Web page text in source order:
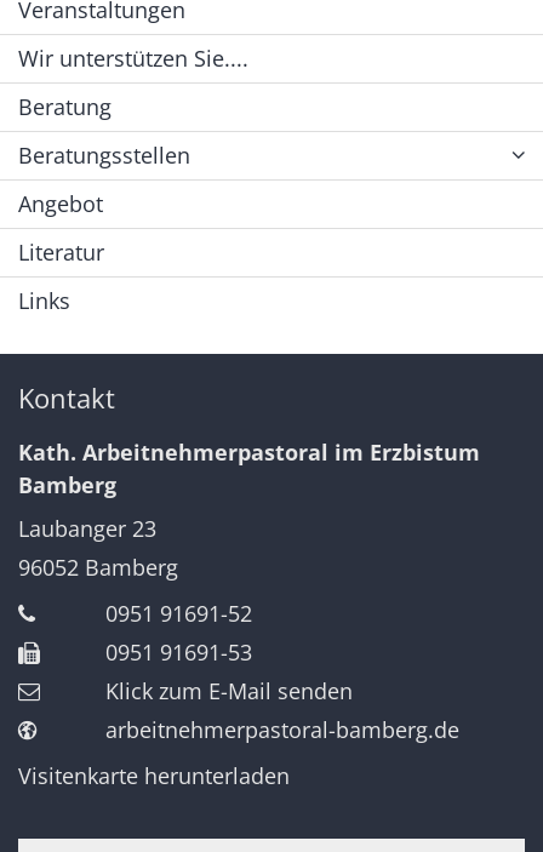
Veranstaltungen
Wir unterstützen Sie....
Beratung
Beratungsstellen
Angebot
Literatur
Links
Kontakt
Kath. Arbeitnehmerpastoral im Erzbistum
Bamberg
Laubanger 23
96052 Bamberg
0951 91691-52
0951 91691-53
Klick zum E-Mail senden
arbeitnehmerpastoral-bamberg.de
Visitenkarte herunterladen